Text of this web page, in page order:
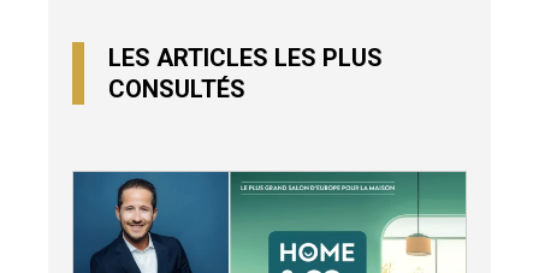
LES ARTICLES LES PLUS
CONSULTÉS